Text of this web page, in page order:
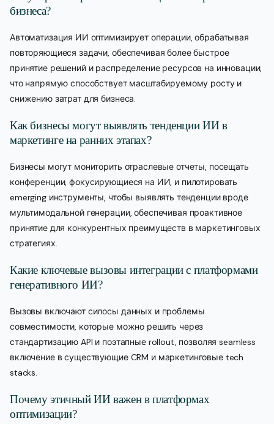
бизнеса?
Автоматизация ИИ оптимизирует операции, обрабатывая
повторяющиеся задачи, обеспечивая более быстрое
принятие решений и распределение ресурсов на инновации,
что напрямую способствует масштабируемому росту и
снижению затрат для бизнеса.
Как бизнесы могут выявлять тенденции ИИ в
маркетинге на ранних этапах?
Бизнесы могут мониторить отраслевые отчеты, посещать
конференции, фокусирующиеся на ИИ, и пилотировать
emerging инструменты, чтобы выявлять тенденции вроде
мультимодальной генерации, обеспечивая проактивное
принятие для конкурентных преимуществ в маркетинговых
стратегиях.
Какие ключевые вызовы интеграции с платформами
генеративного ИИ?
Вызовы включают силосы данных и проблемы
совместимости, которые можно решить через
стандартизацию API и поэтапные rollout, позволяя seamless
включение в существующие CRM и маркетинговые tech
stacks.
Почему этичный ИИ важен в платформах
оптимизации?